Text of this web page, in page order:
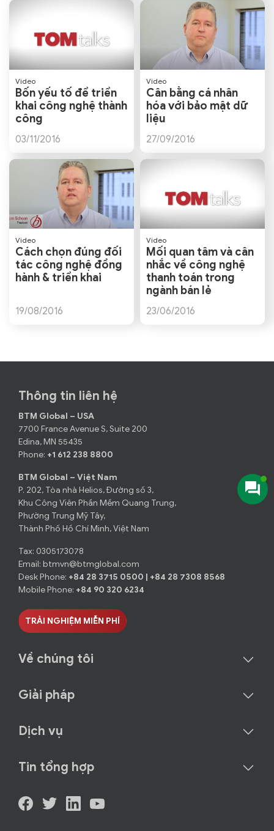
Video
Bốn yếu tố để triển
khai công nghệ thành
công
03/11/2016
Video
Cân bằng cá nhân
hóa với bảo mật dữ
liệu
27/09/2016
Video
Cách chọn đúng đối
tác công nghệ đồng
hành & triển khai
19/08/2016
Video
Mối quan tâm và cân
nhắc về công nghệ
thanh toán trong
ngành bán lẻ
23/06/2016
Thông tin liên hệ
BTM Global – USA
7700 France Avenue S, Suite 200
Edina, MN 55435
Phone: +1 612 238 8800
BTM Global – Việt Nam
P. 202, Tòa nhà Helios, Đường số 3,
Khu Công Viên Phần Mềm Quang Trung,
Phường Trung Mỹ Tây,
Thành Phố Hồ Chí Minh, Việt Nam
Tax: 0305173078
Email: btmvn@btmglobal.com
Desk Phone: +84 28 3715 0500 | +84 28 7308 8568
Mobile Phone: +84 90 320 6234
TRẢI NGHIỆM MIỄN PHÍ
Về chúng tôi
Giải pháp
Dịch vụ
Tin tổng hợp